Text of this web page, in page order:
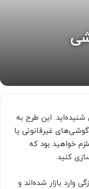
این طرح به
غیرقانونی یا
خواهید بود که
کنید.
وارد بازار شده‌اند و